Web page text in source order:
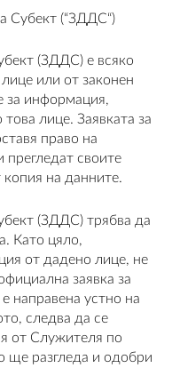
Субект (“ЗДДС“)
(ЗДДС) е всяко
или от законен
за информация,
лице. Заявката за
право на
прегледат своите
на данните.
(ЗДДС) трябва да
Като цяло,
от дадено лице, не
заявка за
направена устно на
следва да се
от Служителя по
ще разгледа и одобри